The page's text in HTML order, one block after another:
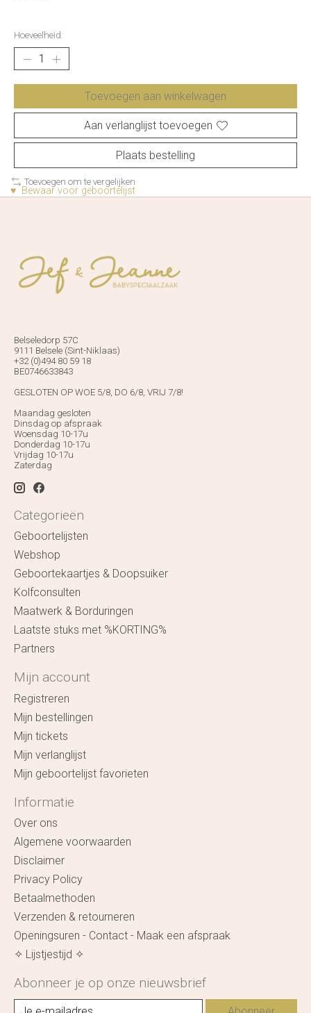
Hoeveelheid:
Toevoegen aan winkelwagen
Aan verlanglijst toevoegen
Plaats bestelling
Toevoegen om te vergelijken
♥ Bewaar voor geboortelijst
Belseledorp 57C
9111 Belsele (Sint-Niklaas)
+32 (0)494 80 59 18
BE0746633843
GESLOTEN OP WOE 5/8, DO 6/8, VRIJ 7/8!
Maandag gesloten
Dinsdag op afspraak
Woensdag 10-17u
Donderdag 10-17u
Vrijdag 10-17u
Zaterdag
Categorieën
Geboortelijsten
Webshop
Geboortekaartjes & Doopsuiker
Kolfconsulten
Maatwerk & Borduringen
Laatste stuks met %KORTING%
Partners
Mijn account
Registreren
Mijn bestellingen
Mijn tickets
Mijn verlanglijst
Mijn geboortelijst favorieten
Informatie
Over ons
Algemene voorwaarden
Disclaimer
Privacy Policy
Betaalmethoden
Verzenden & retourneren
Openingsuren - Contact - Maak een afspraak
✧ Lijstjestijd ✧
Abonneer je op onze nieuwsbrief